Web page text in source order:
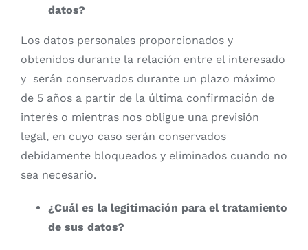
datos?
Los datos personales proporcionados y
obtenidos durante la relación entre el interesado
y serán conservados durante un plazo máximo
de 5 años a partir de la última confirmación de
interés o mientras nos obligue una previsión
legal, en cuyo caso serán conservados
debidamente bloqueados y eliminados cuando no
sea necesario.
¿Cuál es la legitimación para el tratamiento
de sus datos?